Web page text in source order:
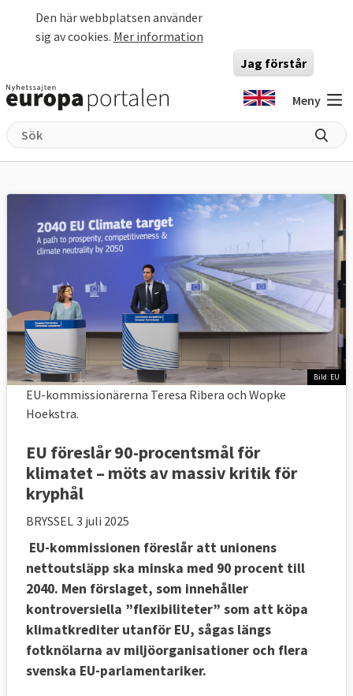
Den här webbplatsen använder
sig av cookies. Mer information
Jag förstår
Meny
Bild: EU
EU-kommissionärerna Teresa Ribera och Wopke
Hoekstra.
EU föreslår 90-procentsmål för
klimatet – möts av massiv kritik för
kryphål
BRYSSEL 3 juli 2025
EU-kommissionen föreslår att unionens
nettoutsläpp ska minska med 90 procent till
2040. Men förslaget, som innehåller
kontroversiella ”flexibiliteter” som att köpa
klimatkrediter utanför EU, sågas längs
fotknölarna av miljöorganisationer och flera
svenska EU-parlamentariker.